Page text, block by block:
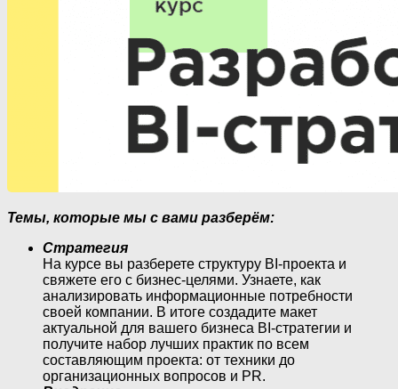
Темы, которые мы с вами разберём:
Стратегия
На курсе вы разберете структуру BI-проекта и
свяжете его с бизнес-целями. Узнаете, как
анализировать информационные потребности
своей компании. В итоге создадите макет
актуальной для вашего бизнеса BI-стратегии и
получите набор лучших практик по всем
составляющим проекта: от техники до
организационных вопросов и PR.